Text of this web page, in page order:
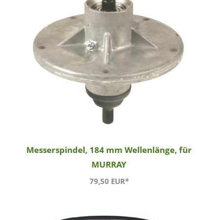
Messerspindel, 184 mm Wellenlänge, für
MURRAY
79,50 EUR*